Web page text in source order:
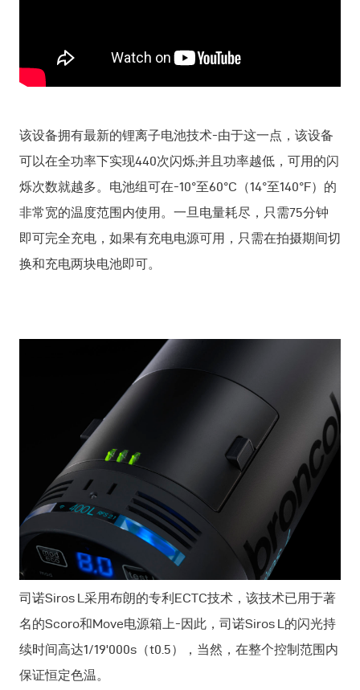
该设备拥有最新的锂离子电池技术-由于这一点，该设备
可以在全功率下实现440次闪烁;并且功率越低，可用的闪
烁次数就越多。电池组可在-10°至60°C（14°至140°F）的
非常宽的温度范围内使用。一旦电量耗尽，只需75分钟
即可完全充电，如果有充电电源可用，只需在拍摄期间切
换和充电两块电池即可。
司诺Siros L采用布朗的专利ECTC技术，该技术已用于著
名的Scoro和Move电源箱上-因此，司诺Siros L的闪光持
续时间高达1/19'000s（t0.5），当然，在整个控制范围内
保证恒定色温。